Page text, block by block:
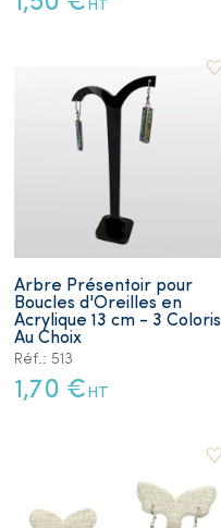
HT
Arbre Présentoir pour
Boucles d'Oreilles en
Acrylique 13 cm - 3 Coloris
Au Choix
Réf.: 513
1,70 € HT